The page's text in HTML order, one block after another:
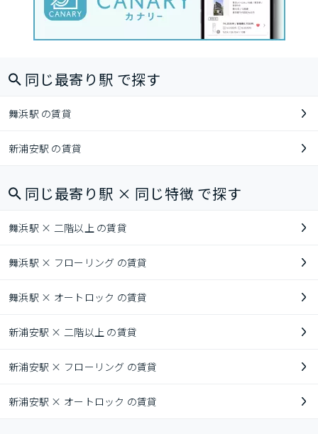
同じ最寄り駅 で探す
舞浜駅 の賃貸
新浦安駅 の賃貸
同じ最寄り駅 × 同じ特徴 で探す
舞浜駅 × 二階以上 の賃貸
舞浜駅 × フローリング の賃貸
舞浜駅 × オートロック の賃貸
新浦安駅 × 二階以上 の賃貸
新浦安駅 × フローリング の賃貸
新浦安駅 × オートロック の賃貸